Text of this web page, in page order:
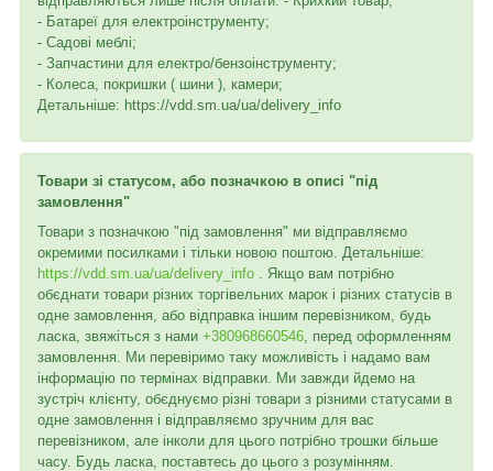
- Батареї для електроінструменту;
- Садові меблі;
- Запчастини для електро/бензоінструменту;
- Колеса, покришки ( шини ), камери;
Детальніше: https://vdd.sm.ua/ua/delivery_info
Товари зі статусом, або позначкою в описі "під
замовлення"
Товари з позначкою "під замовлення" ми відправляємо
окремими посилками і тільки новою поштою. Детальніше:
https://vdd.sm.ua/ua/delivery_info . Якщо вам потрібно
обєднати товари різних торгівельних марок і різних статусів в
одне замовлення, або відправка іншим перевізником, будь
ласка, звяжіться з нами +380968660546 , перед оформленням
замовлення. Ми перевіримо таку можливість і надамо вам
інформацію по термінах відправки. Ми завжди йдемо на
зустріч клієнту, обєднуємо різні товари з різними статусами в
одне замовлення і відправляємо зручним для вас
перевізником, але інколи для цього потрібно трошки більше
часу. Будь ласка, поставтесь до цього з розумінням.